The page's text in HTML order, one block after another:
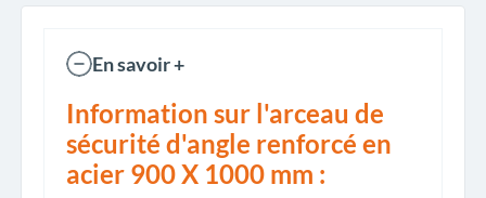
En savoir +
Information sur l'arceau de
sécurité d'angle renforcé en
acier 900 X 1000 mm :